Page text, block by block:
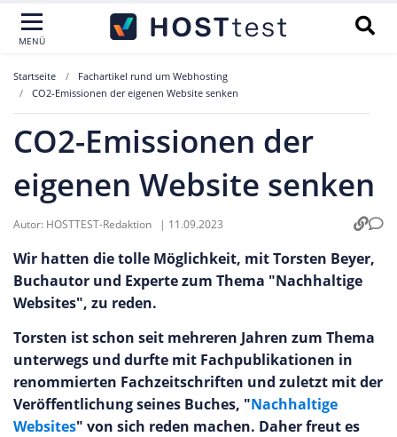
MENÜ
Startseite
Fachartikel rund um Webhosting
CO2-Emissionen der eigenen Website senken
CO2-Emissionen der
eigenen Website senken
Autor: HOSTTEST-Redaktion | 11.09.2023
Wir hatten die tolle Möglichkeit, mit Torsten Beyer,
Buchautor und Experte zum Thema "Nachhaltige
Websites", zu reden.
Torsten ist schon seit mehreren Jahren zum Thema
unterwegs und durfte mit Fachpublikationen in
renommierten Fachzeitschriften und zuletzt mit der
Veröffentlichung seines Buches, "Nachhaltige
Websites" von sich reden machen. Daher freut es